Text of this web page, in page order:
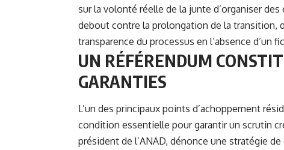
sur la volonté réelle de la junte d’organiser
debout contre la prolongation de la transition,
transparence du processus en l’absence d’un
UN RÉFÉRENDUM
GARANTIES
L’un des principaux points d’achoppement
condition essentielle pour garantir un scrutin
président de l’ANAD, dénonce une stratégie